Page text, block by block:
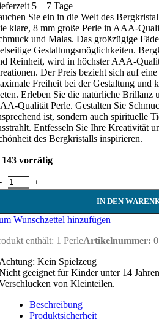
5 – 7 Tage
Sie ein in die Welt des
klare, 8 mm große Perle in AAA-
und Malas. Das großzügige
Gestaltungsmöglichkeiten.
Reinheit, wird in höchster AAA-
Der Preis bezieht sich auf
Freiheit bei der Gestaltung und
Erleben Sie die natürliche Brillanz
Qualität Perle. Gestalten Sie
ist, sondern auch spirituelle
Entfesseln Sie Ihre Kreativität
des Bergkristalls inspirieren.
143 vorrätig
Perle 8 mm Menge
IN DEN
Wunschzettel hinzufügen
enthält: 1 PerleArtikelnummer:
Kein Spielzeug
geeignet für Kinder unter 14
von Kleinteilen.
Beschreibung
Produktsicherheit